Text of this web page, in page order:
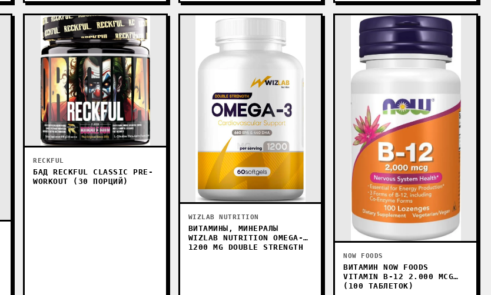
RECKFUL
БАД RECKFUL CLASSIC PRE-
WORKOUT (30 ПОРЦИЙ)
WIZLAB NUTRITION
ВИТАМИНЫ, МИНЕРАЛЫ
WIZLAB NUTRITION OMEGA-3
1200 MG DOUBLE STRENGTH
NOW FOODS
ВИТАМИН NOW FOODS
VITAMIN B-12 2.000 MCG
(100 ТАБЛЕТОК)